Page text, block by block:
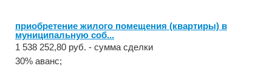
приобретение жилого помещения (квартиры) в
муниципальную соб...
1 538 252,80 руб. - сумма сделки
30% аванс;